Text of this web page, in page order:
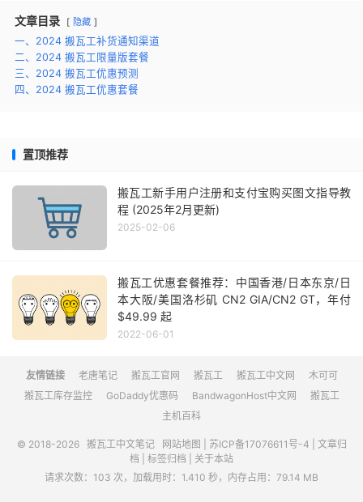
文章目录 隐藏
一、2024 搬瓦工补货通知渠道
二、2024 搬瓦工限量版套餐
三、2024 搬瓦工优惠预测
四、2024 搬瓦工优惠套餐
置顶推荐
搬瓦工新手用户注册和支付宝购买图文指导教
程 (2025年2月更新)
2025-02-06
搬瓦工优惠套餐推荐：中国香港/日本东京/日
本大阪/美国洛杉矶 CN2 GIA/CN2 GT，年付
$49.99 起
2022-06-01
友情链接 老唐笔记 搬瓦工官网 搬瓦工 搬瓦工中文网
木可可
搬瓦工库存监控
GoDaddy优惠码 BandwagonHost中文网
搬瓦工
主机百科
© 2018-2026 搬瓦工中文笔记 网站地图 苏ICP备17076611号-4
文章归
档
标签归档
关于本站
请求次数：103 次，加载用时：1.410 秒，内存占用：79.14 MB